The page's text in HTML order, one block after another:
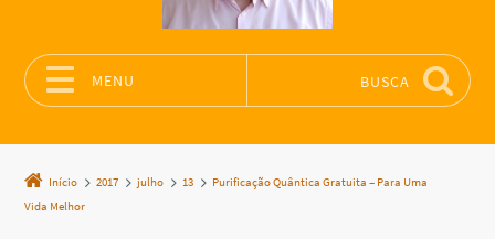
MENU BUSCA
Início 2017 julho 13
Purificação Quântica Gratuita – Para Uma
Vida Melhor